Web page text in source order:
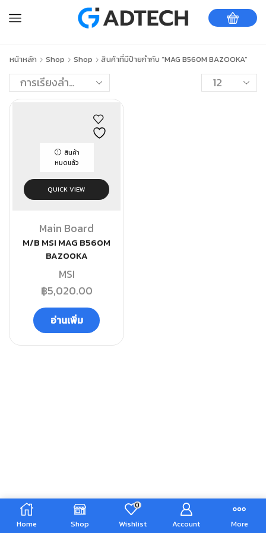
หน้าหลัก Shop Shop สินค้าที่มีป้ายกำกับ “MAG B560M BAZOOKA”
สินค้า
หมดแล้ว
QUICK VIEW
Main Board
M/B MSI MAG B560M
BAZOOKA
MSI
฿5,020.00
อ่านเพิ่ม
Home Shop
0
Wishlist Account More